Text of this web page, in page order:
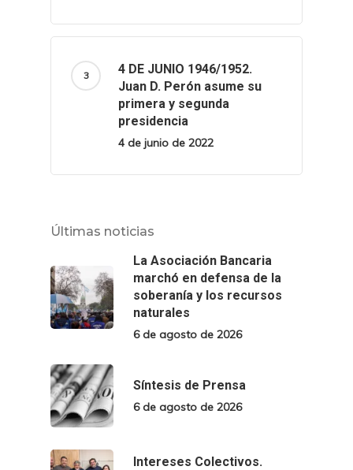
4 DE JUNIO 1946/1952.
Juan D. Perón asume su
primera y segunda
presidencia
4 de junio de 2022
Últimas noticias
La Asociación Bancaria
marchó en defensa de la
soberanía y los recursos
naturales
6 de agosto de 2026
Síntesis de Prensa
6 de agosto de 2026
Intereses Colectivos.